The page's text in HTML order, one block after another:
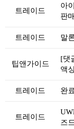
연구실
레시피계산기
업체게시판
트레이드
아
판매
트레이드 말
팁앤가이드
[댓
액
트레이드 완료
트레이드
즈